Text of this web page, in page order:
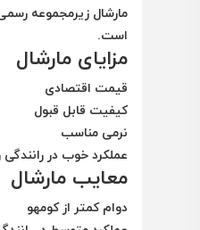
مارشال زیرمجموعه
است.
مزایای مارشال
قیمت اقتصادی
کیفیت قابل قبول
نرمی مناسب
عملکرد خوب در رانندگی
معایب مارشال
دوام کمتر از کومهو